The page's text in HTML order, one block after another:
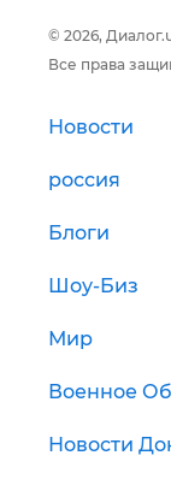
© 2026,
Все права
Новости
россия
Блоги
Шоу-Биз
Мир
Военное
Новости